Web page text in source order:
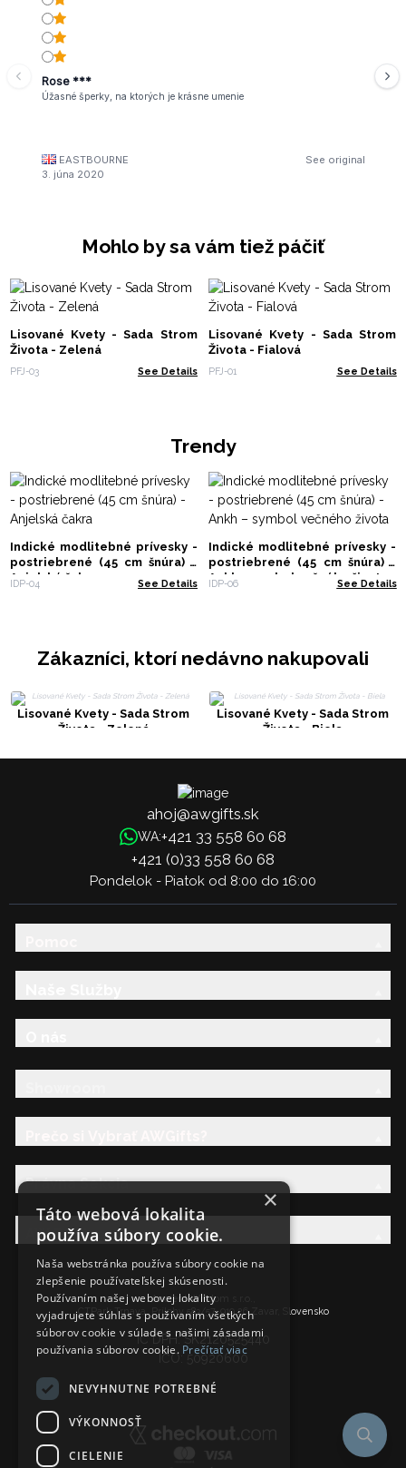
Rose ***
Úžasné šperky, na ktorých je krásne umenie
EASTBOURNE
See original
3. júna 2020
Mohlo by sa vám tiež páčiť
Lisované Kvety - Sada Strom
Života - Zelená
PFJ-03 See Details
Lisované Kvety - Sada Strom
Života - Fialová
PFJ-01 See Details
Trendy
Indické modlitebné prívesky -
postriebrené (45 cm šnúra) -
Anjelská čakra
IDP-04 See Details
Indické modlitebné prívesky -
postriebrené (45 cm šnúra) -
Ankh – symbol večného života
IDP-06 See Details
Zákazníci, ktorí nedávno nakupovali
Lisované Kvety - Sada Strom
Života - Zelená
Lisované Kvety - Sada Strom
Života - Biela
ahoj@awgifts.sk
WA:+421 33 558 60 68
+421 (0)33 558 60 68
Pondelok - Piatok od 8:00 do 16:00
Právna Sekcia
AW Rodina
Ancient Wisdom s.r.o.,
CTPark Trnava, Prílohy 583/57, 919 26 Zavar, Slovensko
IČ DPH: SK2120525440
IČO: 50920600
×
Táto webová lokalita
používa súbory cookie.
Naša webstránka používa súbory cookie na
zlepšenie používateľskej skúsenosti.
Používaním našej webovej lokality
vyjadrujete súhlas s používaním všetkých
súborov cookie v súlade s našimi zásadami
používania súborov cookie. Prečítať viac
NEVYHNUTNE POTREBNÉ
VÝKONNOSŤ
CIELENIE